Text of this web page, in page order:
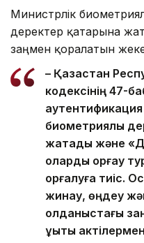
Министрлік
деректер қатарына
заңмен қорғалатын
– Қазақстан
кодексінің 47-
аутентификация
биометриялық
жатады және
оларды қорғау
қорғалуға тиіс.
жинау, өңдеу
қолданыстағы
құқықтық